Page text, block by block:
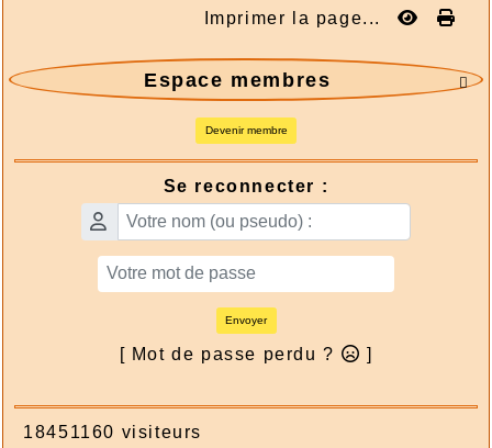
Imprimer la page...

Espace membres
Devenir membre
Se reconnecter :
Envoyer
[ Mot de passe perdu ? ]
18451160 visiteurs